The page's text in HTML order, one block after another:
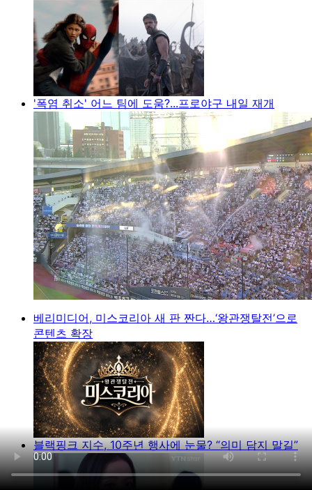
'폭염 취소' 어느 팀에 도움?...프로야구 내일 재개
베리미디어, 미스코리아 새 판 짠다…‘왕관쟁탈전’으로
콘텐츠 확장
블랙핑크 지수, 10주년 행사에 눈물? “의미 담지 말길”